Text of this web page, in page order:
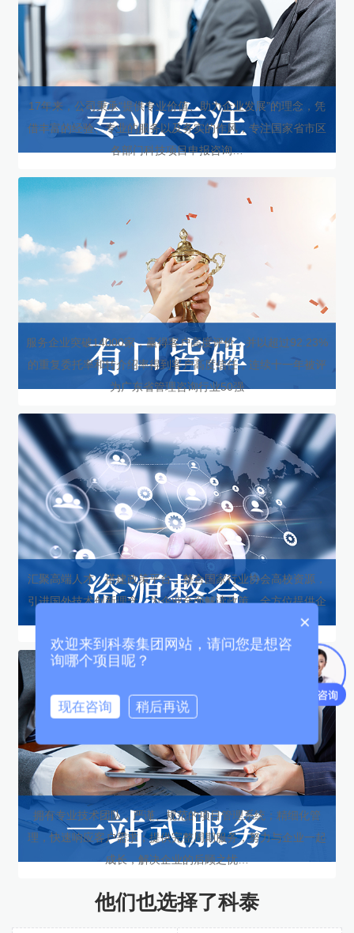
17年来，公司秉承“提供专业价值、助力企业发展”的理念，凭
借丰富的经验、专业的服务以及务实的作风，专注国家省市区
各部门科技项目申报咨询…
服务企业突破14000家，赢得客户高度评价，并以超过92.23%
的重复委托率和转介绍率得到客户高度信任，连续十一年被评
为广东省管理咨询行业50强
汇聚高端人才，搭建政策平台，整合国家行业协会高校资源，
引进国外技术创新理念，为企业全面解读政策，全方位提供企
拥有专业技术团队，严谨、规范的项目管理系统；精细化管
理，快速响应客户需求；提供完整周期服务，努力与企业一起
成长，解决企业的后顾之忧…
他们也选择了科泰
×
欢迎来到科泰集团网站，请问您是想咨
询哪个项目呢？
现在咨询 稍后再说